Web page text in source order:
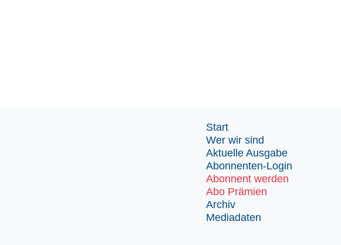
Start
Wer wir sind
Aktuelle Ausgabe
Abonnenten-Login
Abonnent werden
Abo Prämien
Archiv
Mediadaten